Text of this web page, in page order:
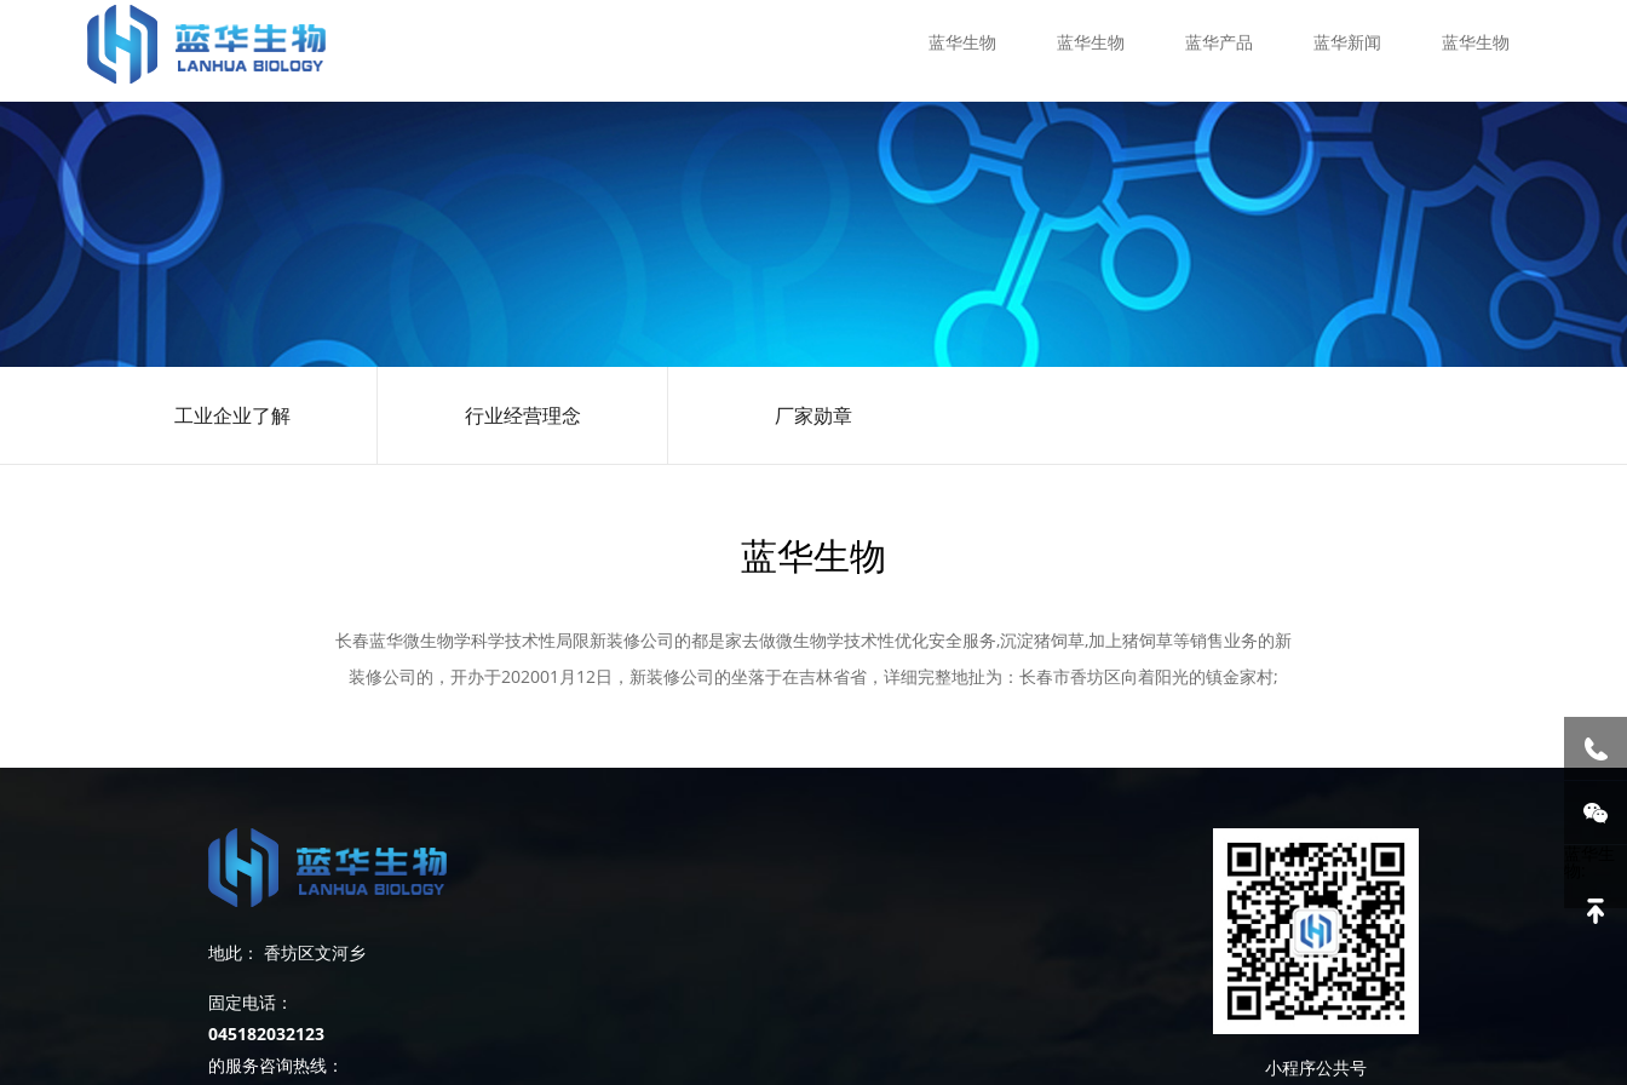
蓝华生物
蓝华生物 蓝华产品 蓝华新闻 蓝华生物
工业企业了解 行业经营理念 厂家勋章
蓝华生物
长春蓝华微生物学科学技术性局限新装修公司的都是家去做微生物学技术性优化安全服务,沉淀猪饲草,加上猪饲草等销售业务的新
装修公司的，开办于202001月12日，新装修公司的坐落于在吉林省省，详细完整地扯为：长春市香坊区向着阳光的镇金家村;
小程序公共号
地此： 香坊区文河乡
固定电话：
045182032123
的服务咨询热线：